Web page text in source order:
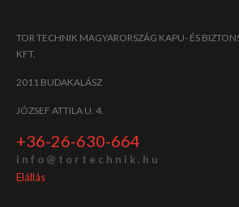
TOR TECHNIK MAGYARORSZÁG KAPU- ÉS
KFT.
2011 BUDAKALÁSZ
JÓZSEF ATTILA U. 4.
+36-26-630-664
i n f o @ t o r t e c h n i k . h u
Elállás